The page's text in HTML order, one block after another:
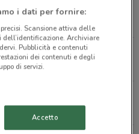
67 Gorizia
i dati per fornire:
Scansione attiva delle
Archiviare
Pubblicità e contenuti
dei contenuti e degli
di servizi.
Accetto